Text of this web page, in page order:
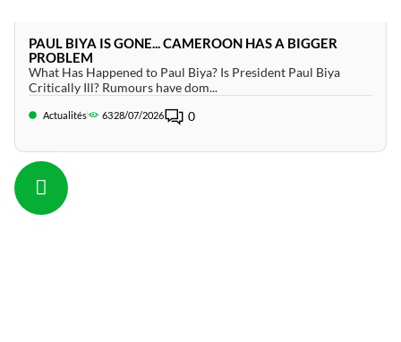
PAUL BIYA IS GONE... CAMEROON HAS A BIGGER
PROBLEM
What Has Happened to Paul Biya? Is President Paul Biya
Critically Ill? Rumours have dom...
Actualités 6328/07/2026 0